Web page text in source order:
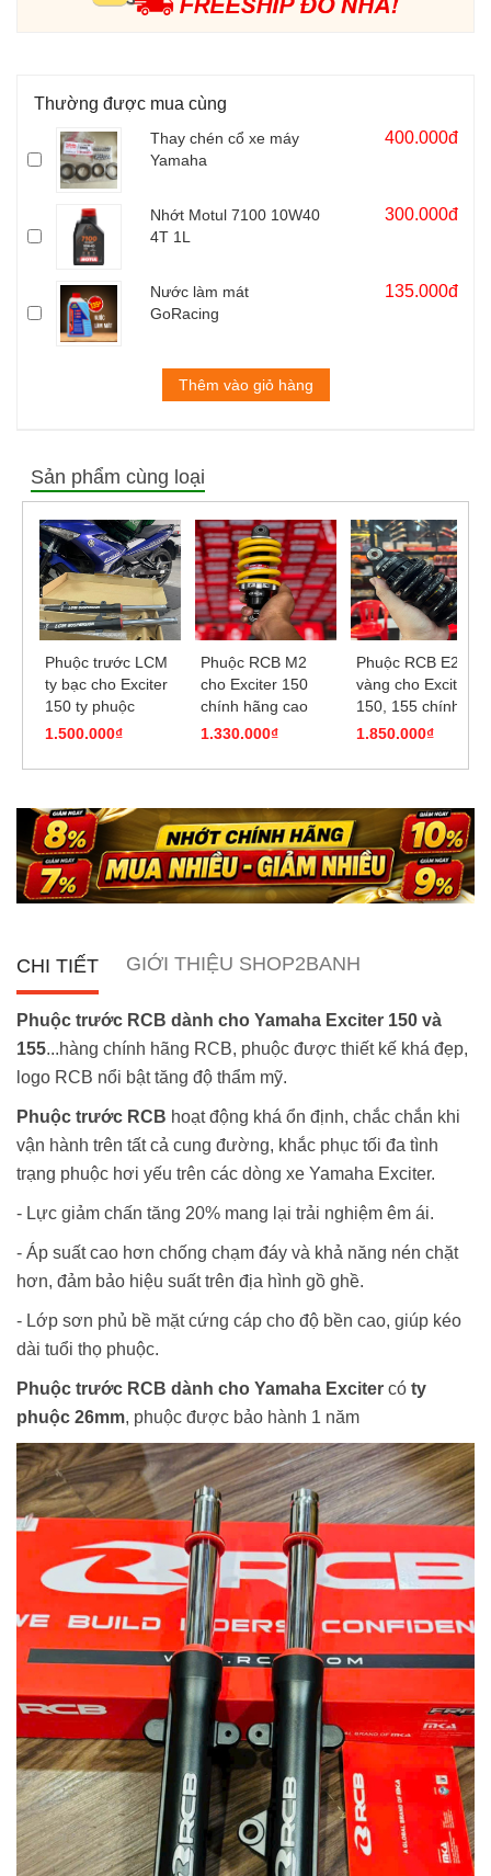
Thường được mua cùng
Thay chén cổ xe máy
Yamaha
400.000đ
Nhớt Motul 7100 10W40
4T 1L
300.000đ
Nước làm mát
GoRacing
135.000đ
Thêm vào giỏ hàng
Sản phẩm cùng loại
Phuộc trước LCM
ty bạc cho Exciter
150 ty phuộc
26mm
1.500.000₫
Phuộc RCB M2
cho Exciter 150
chính hãng cao
208mm
1.330.000₫
Phuộc RCB E2 ty
vàng cho Exciter
150, 155 chính
hãng
1.850.000₫
CHI TIẾT GIỚI THIỆU SHOP2BANH
Phuộc trước RCB dành cho Yamaha Exciter 150 và
155...hàng chính hãng RCB, phuộc được thiết kế khá đẹp,
logo RCB nổi bật tăng độ thẩm mỹ.
Phuộc trước RCB hoạt động khá ổn định, chắc chắn khi
vận hành trên tất cả cung đường, khắc phục tối đa tình
trạng phuộc hơi yếu trên các dòng xe Yamaha Exciter.
- Lực giảm chấn tăng 20% mang lại trải nghiệm êm ái.
- Áp suất cao hơn chống chạm đáy và khả năng nén chặt
hơn, đảm bảo hiệu suất trên địa hình gồ ghề.
- Lớp sơn phủ bề mặt cứng cáp cho độ bền cao, giúp kéo
dài tuổi thọ phuộc.
Phuộc trước RCB dành cho Yamaha Exciter có ty
phuộc 26mm, phuộc được bảo hành 1 năm